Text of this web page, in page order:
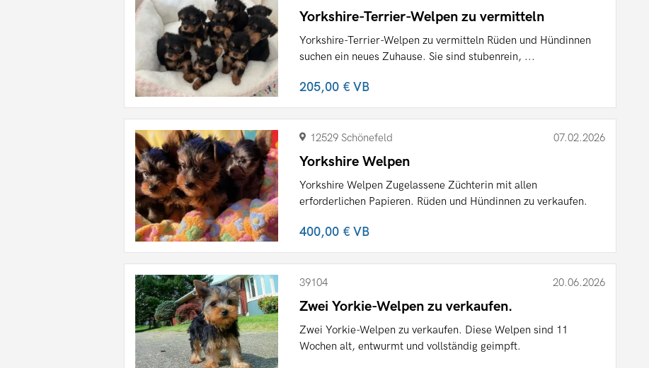
Yorkshire-Terrier-Welpen zu vermitteln
Yorkshire-Terrier-Welpen zu vermitteln Rüden und Hündinnen
suchen ein neues Zuhause. Sie sind stubenrein, ...
205,00 €VB
12529 Schönefeld 07.02.2026
Yorkshire Welpen
Yorkshire Welpen Zugelassene Züchterin mit allen
erforderlichen Papieren. Rüden und Hündinnen zu verkaufen.
400,00 €VB
39104 20.06.2026
Zwei Yorkie-Welpen zu verkaufen.
Zwei Yorkie-Welpen zu verkaufen. Diese Welpen sind 11
Wochen alt, entwurmt und vollständig geimpft.